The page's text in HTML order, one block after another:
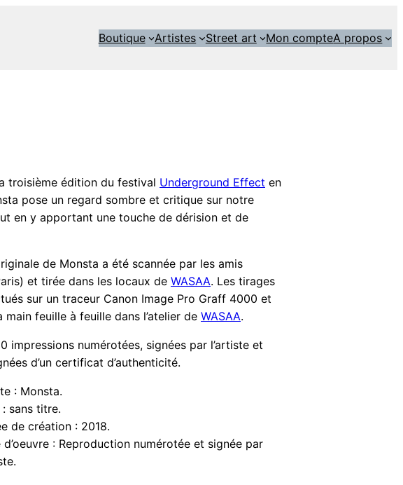
Boutique Artistes Street art Mon compteA propos
troisième édition du festival Underground Effect en
pose un regard sombre et critique sur notre
en y apportant une touche de dérision et de
de Monsta a été scannée par les amis
et tirée dans les locaux de WASAA. Les tirages
sur un traceur Canon Image Pro Graff 4000 et
main feuille à feuille dans l’atelier de WASAA.
impressions numérotées, signées par l’artiste et
d’un certificat d’authenticité.
: Monsta.
sans titre.
de création : 2018.
d’oeuvre : Reproduction numérotée et signée par